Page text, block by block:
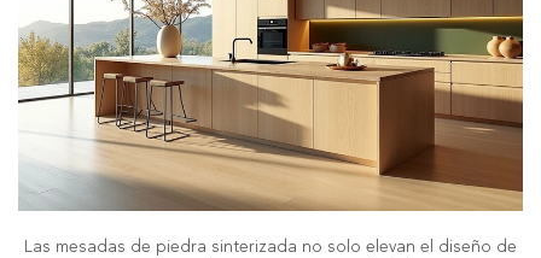
Las mesadas de piedra sinterizada no solo elevan el diseño de